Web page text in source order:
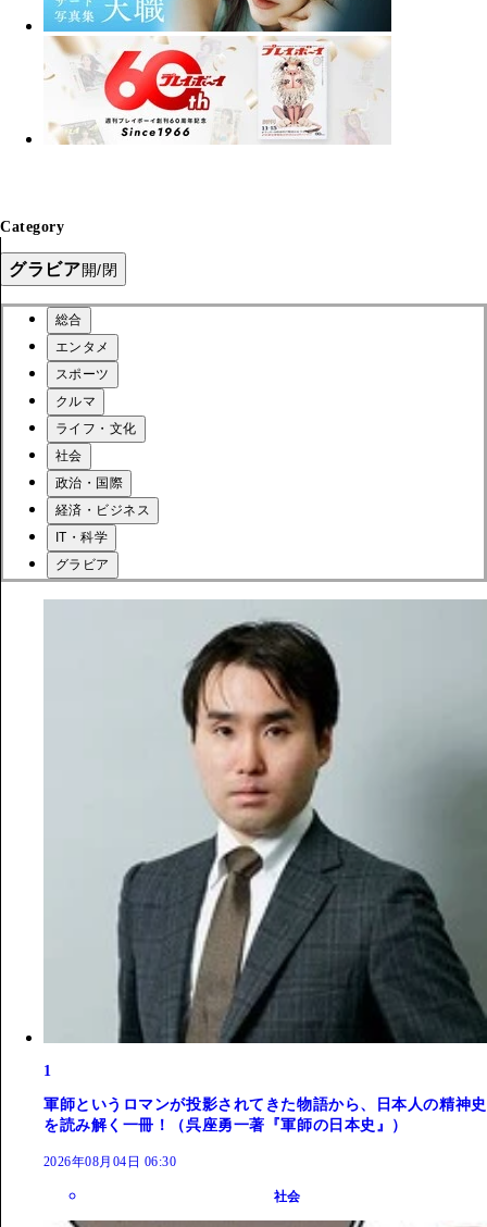
Category
グラビア開/閉
総合
エンタメ
スポーツ
クルマ
ライフ・文化
社会
政治・国際
経済・ビジネス
IT・科学
グラビア
1
軍師というロマンが投影されてきた物語から、日本人の精神史
を読み解く一冊！（呉座勇一著『軍師の日本史』）
2026年08月04日 06:30
社会